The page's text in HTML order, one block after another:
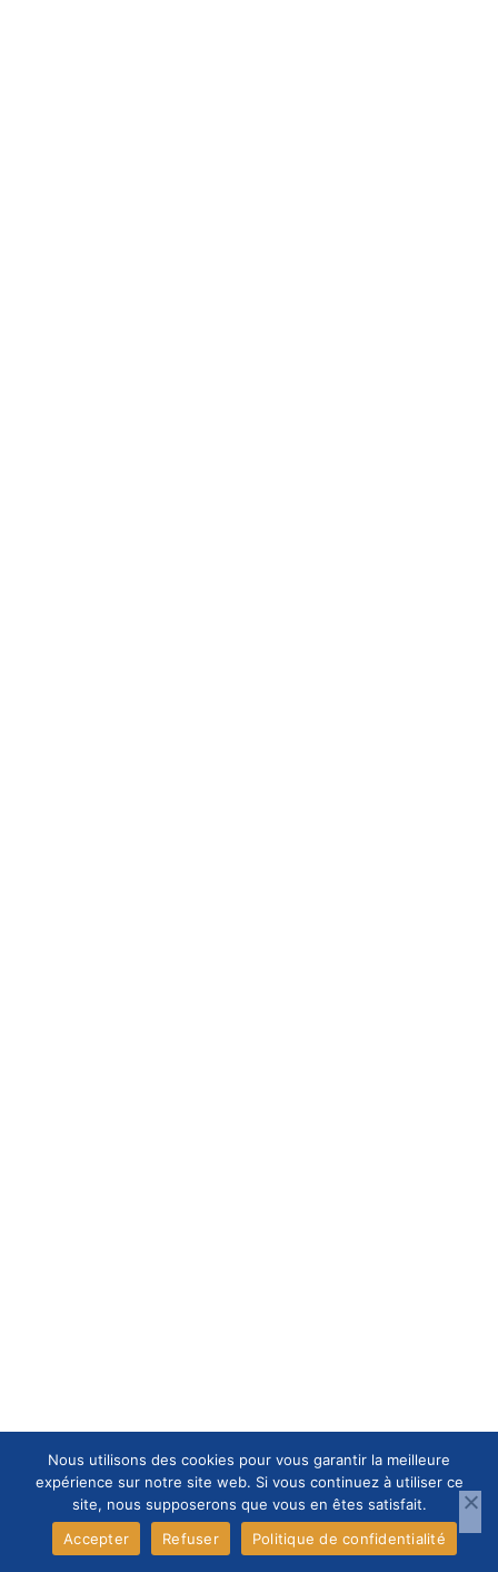
Nous utilisons des cookies pour vous garantir la meilleure
expérience sur notre site web. Si vous continuez à utiliser ce
site, nous supposerons que vous en êtes satisfait.
Accepter
Refuser Politique de confidentialité